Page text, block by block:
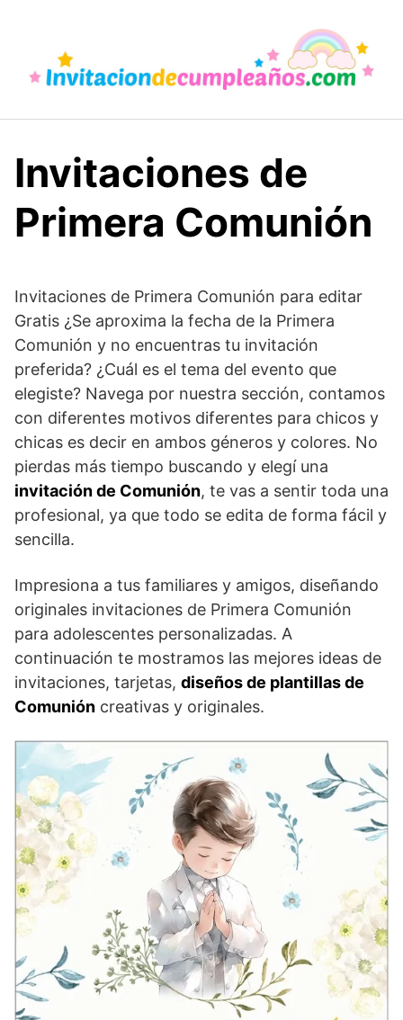
contenido
Invitaciones de
Primera Comunión
Invitaciones de Primera Comunión para editar
Gratis ¿Se aproxima la fecha de la Primera
Comunión y no encuentras tu invitación
preferida? ¿Cuál es el tema del evento que
elegiste? Navega por nuestra sección, contamos
con diferentes motivos diferentes para chicos y
chicas es decir en ambos géneros y colores. No
pierdas más tiempo buscando y elegí una
invitación de Comunión, te vas a sentir toda una
profesional, ya que todo se edita de forma fácil y
sencilla.
Impresiona a tus familiares y amigos, diseñando
originales invitaciones de Primera Comunión
para adolescentes personalizadas. A
continuación te mostramos las mejores ideas de
invitaciones, tarjetas, diseños de plantillas de
Comunión creativas y originales.